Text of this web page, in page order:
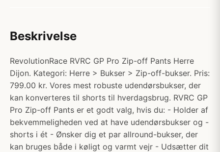
Beskrivelse
RevolutionRace RVRC GP Pro Zip-off Pants Herre
Dijon. Kategori: Herre > Bukser > Zip-off-bukser. Pris:
799.00 kr. Vores mest robuste udendørsbukser, der
kan konverteres til shorts til hverdagsbrug. RVRC GP
Pro Zip-off Pants er et godt valg, hvis du: - Holder af
bekvemmeligheden ved at have udendørsbukser og -
shorts i ét - Ønsker dig et par allround-bukser, der
kan bruges både i køligt og varmt vejr - Udsætter dit